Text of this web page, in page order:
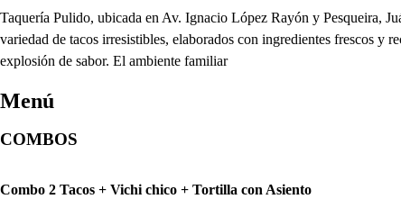
Taquería Pulido, ubicada en Av. Ignacio López Rayón y Pesqueira,
variedad de tacos irresistibles, elaborados con ingredientes frescos y
explosión de sabor. El ambiente familiar
Menú
COMBOS
Combo 2 Tacos + Vichi chico + Tortilla con Asiento